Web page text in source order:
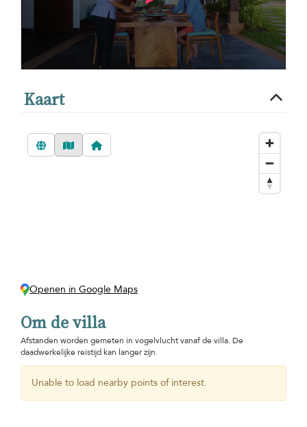
Kaart
Openen in Google Maps
Om de villa
Afstanden worden gemeten in vogelvlucht vanaf de villa. De
daadwerkelijke reistijd kan langer zijn.
Unable to load nearby points of interest.